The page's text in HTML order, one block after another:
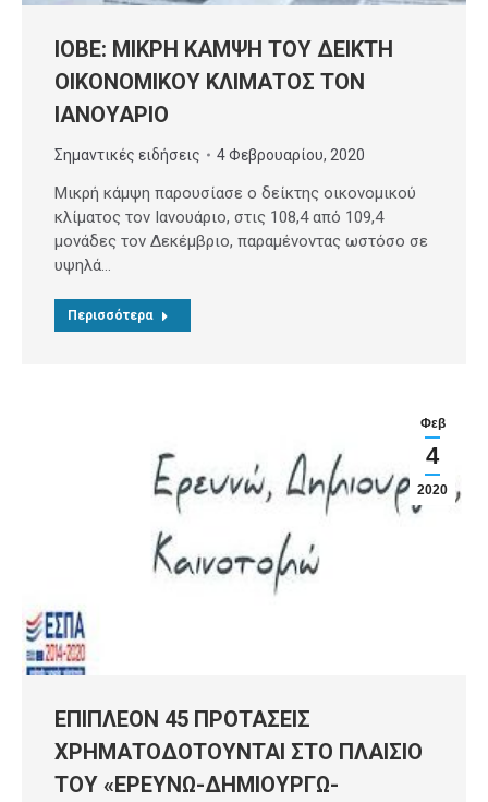
ΙΟΒΕ: ΜΙΚΡΗ ΚΑΜΨΗ ΤΟΥ ΔΕΙΚΤΗ
ΟΙΚΟΝΟΜΙΚΟΥ ΚΛΙΜΑΤΟΣ ΤΟΝ
ΙΑΝΟΥΑΡΙΟ
Σημαντικές ειδήσεις 4 Φεβρουαρίου, 2020
Μικρή κάμψη παρουσίασε ο δείκτης οικονομικού
κλίματος τον Ιανουάριο, στις 108,4 από 109,4
μονάδες τον Δεκέμβριο, παραμένοντας ωστόσο σε
υψηλά…
Περισσότερα
Φεβ
4
2020
ΕΠΙΠΛΕΟΝ 45 ΠΡΟΤΑΣΕΙΣ
ΧΡΗΜΑΤΟΔΟΤΟΥΝΤΑΙ ΣΤΟ ΠΛΑΙΣΙΟ
ΤΟΥ «ΕΡΕΥΝΩ-ΔΗΜΙΟΥΡΓΩ-